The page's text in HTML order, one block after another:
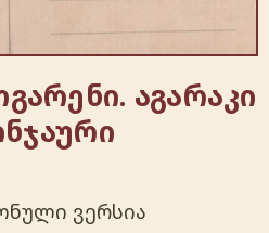
აგარაკი
ვერსია